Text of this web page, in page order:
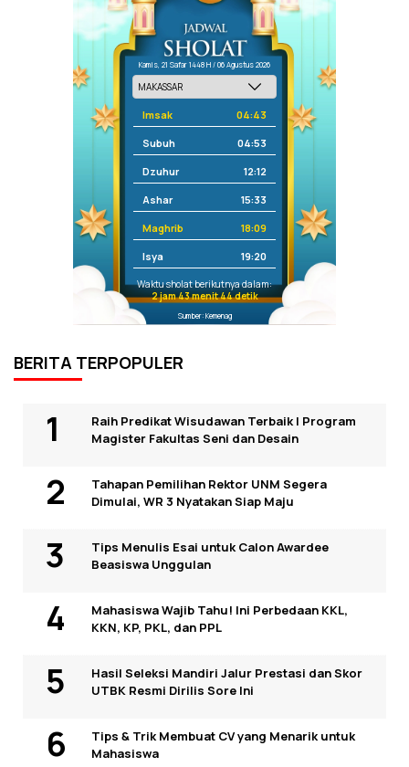
Kamis, 21 Safar 1448 H / 06 Agustus 2026
Imsak 04:43
Subuh 04:53
Dzuhur 12:12
Ashar 15:33
Maghrib 18:09
Isya 19:20
Waktu sholat berikutnya dalam:
2 jam 43 menit 44 detik
Sumber: Kemenag
BERITA TERPOPULER
Raih Predikat Wisudawan Terbaik I Program
Magister Fakultas Seni dan Desain
Tahapan Pemilihan Rektor UNM Segera
Dimulai, WR 3 Nyatakan Siap Maju
Tips Menulis Esai untuk Calon Awardee
Beasiswa Unggulan
Mahasiswa Wajib Tahu! Ini Perbedaan KKL,
KKN, KP, PKL, dan PPL
Hasil Seleksi Mandiri Jalur Prestasi dan Skor
UTBK Resmi Dirilis Sore Ini
Tips & Trik Membuat CV yang Menarik untuk
Mahasiswa